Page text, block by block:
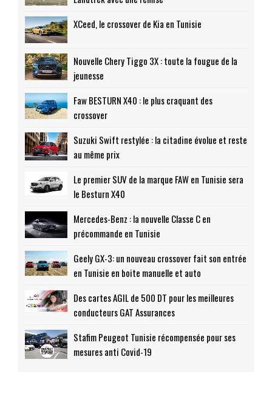
XCeed, le crossover de Kia en Tunisie
Nouvelle Chery Tiggo 3X : toute la fougue de la
jeunesse
Faw BESTURN X40 : le plus craquant des
crossover
Suzuki Swift restylée : la citadine évolue et reste
au même prix
Le premier SUV de la marque FAW en Tunisie sera
le Besturn X40
Mercedes-Benz : la nouvelle Classe C en
précommande en Tunisie
Geely GX-3: un nouveau crossover fait son entrée
en Tunisie en boite manuelle et auto
Des cartes AGIL de 500 DT pour les meilleures
conducteurs GAT Assurances
Stafim Peugeot Tunisie récompensée pour ses
mesures anti Covid-19